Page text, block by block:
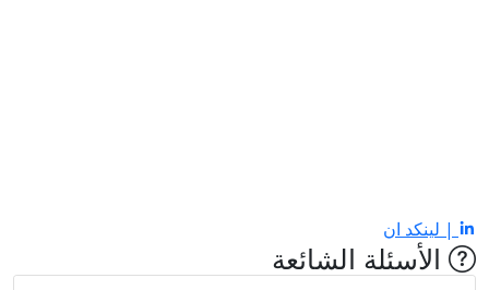
| لينكد ان
الأسئلة الشائعة